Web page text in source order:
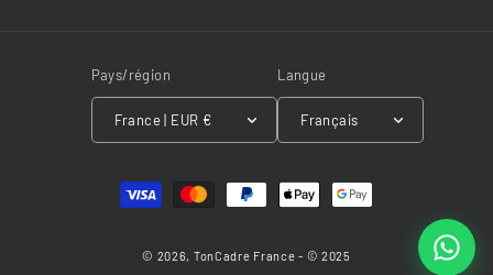
Pays/région
France | EUR €
Langue
Français
de
© 2026, TonCadre France - © 2025